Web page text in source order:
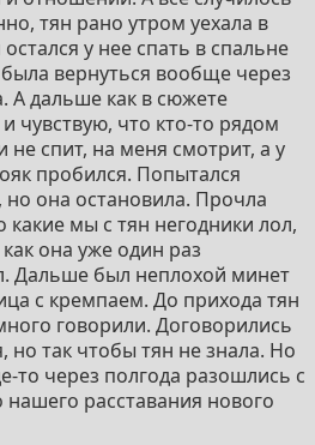
тян рано утром уехала в
у нее спать в спальне
вернуться вообще через
А дальше как в сюжете
чувствую, что кто-то рядом
не спит, на меня смотрит, а у
пробился. Попытался
но она остановила. Прочла
мы с тян негодники лол,
она уже один раз
Дальше был неплохой минет
с кремпаем. До прихода тян
говорили. Договорились
но так чтобы тян не знала. Но
то через полгода разошлись с
расставания нового